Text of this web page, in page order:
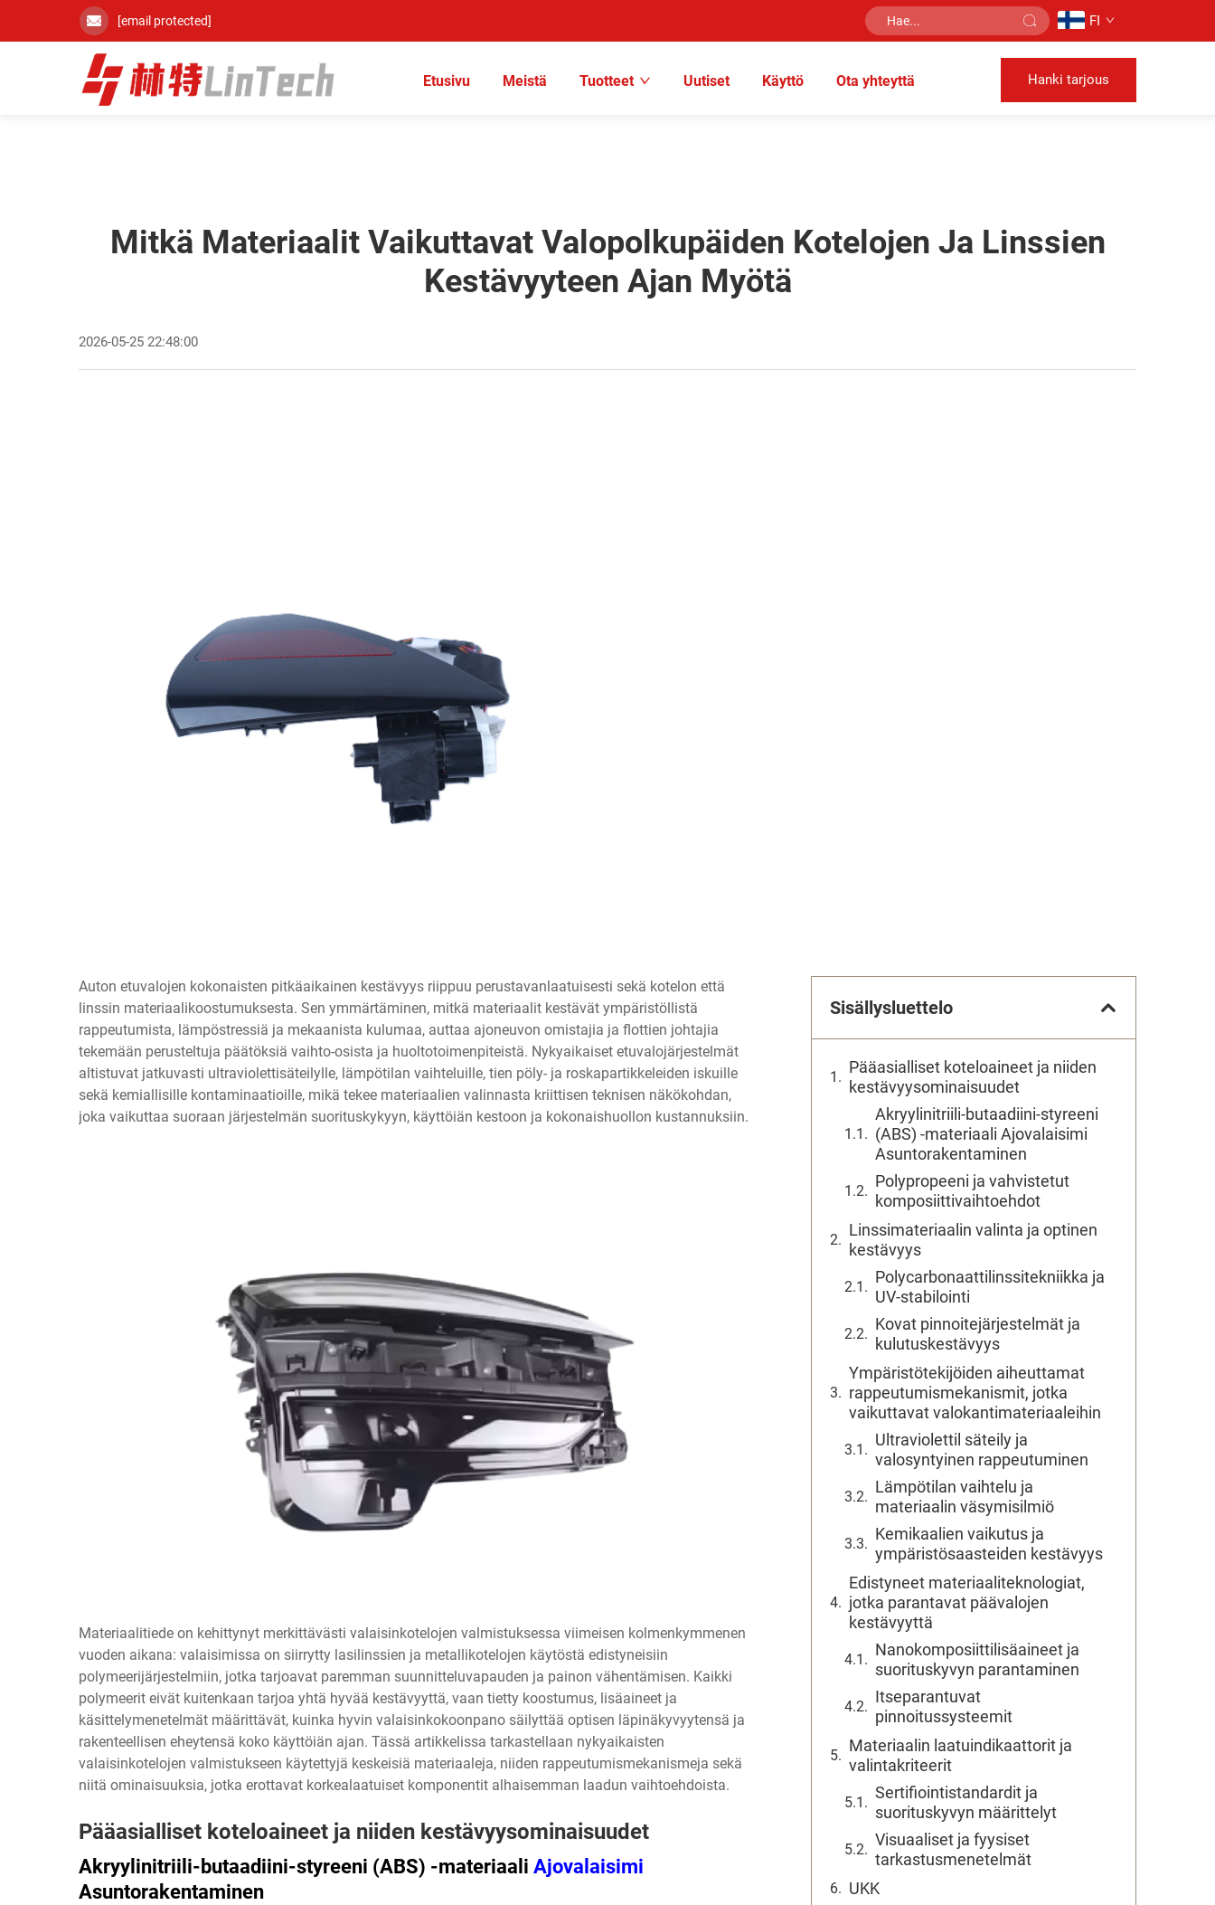
[email protected] FI
Etusivu Meistä Tuotteet Uutiset Käyttö Ota yhteyttä Hanki tarjous
Mitkä Materiaalit Vaikuttavat Valopolkupäiden Kotelojen Ja Linssien
Kestävyyteen Ajan Myötä
2026-05-25 22:48:00
Auton etuvalojen kokonaisten pitkäaikainen kestävyys riippuu perustavanlaatuisesti sekä kotelon että
linssin materiaalikoostumuksesta. Sen ymmärtäminen, mitkä materiaalit kestävät ympäristöllistä
rappeutumista, lämpöstressiä ja mekaanista kulumaa, auttaa ajoneuvon omistajia ja flottien johtajia
tekemään perusteltuja päätöksiä vaihto-osista ja huoltotoimenpiteistä. Nykyaikaiset etuvalojärjestelmät
altistuvat jatkuvasti ultraviolettisäteilylle, lämpötilan vaihteluille, tien pöly- ja roskapartikkeleiden iskuille
sekä kemiallisille kontaminaatioille, mikä tekee materiaalien valinnasta kriittisen teknisen näkökohdan,
joka vaikuttaa suoraan järjestelmän suorituskykyyn, käyttöiän kestoon ja kokonaishuollon kustannuksiin.
Materiaalitiede on kehittynyt merkittävästi valaisinkotelojen valmistuksessa viimeisen kolmenkymmenen
vuoden aikana: valaisimissa on siirrytty lasilinssien ja metallikotelojen käytöstä edistyneisiin
polymeerijärjestelmiin, jotka tarjoavat paremman suunnitteluvapauden ja painon vähentämisen. Kaikki
polymeerit eivät kuitenkaan tarjoa yhtä hyvää kestävyyttä, vaan tietty koostumus, lisäaineet ja
käsittelymenetelmät määrittävät, kuinka hyvin valaisinkokoonpano säilyttää optisen läpinäkyvyytensä ja
rakenteellisen eheytensä koko käyttöiän ajan. Tässä artikkelissa tarkastellaan nykyaikaisten
valaisinkotelojen valmistukseen käytettyjä keskeisiä materiaaleja, niiden rappeutumismekanismeja sekä
niitä ominaisuuksia, jotka erottavat korkealaatuiset komponentit alhaisemman laadun vaihtoehdoista.
Pääasialliset koteloaineet ja niiden kestävyysominaisuudet
Akryylinitriili-butaadiini-styreeni (ABS) -materiaali Ajovalaisimi
Asuntorakentaminen
Sisällysluettelo
Pääasialliset koteloaineet ja niiden
kestävyysominaisuudet
Akryylinitriili-butaadiini-styreeni
(ABS) -materiaali Ajovalaisimi
Asuntorakentaminen
Polypropeeni ja vahvistetut
komposiittivaihtoehdot
Linssimateriaalin valinta ja optinen
kestävyys
Polycarbonaattilinssitekniikka ja
UV-stabilointi
Kovat pinnoitejärjestelmät ja
kulutuskestävyys
Ympäristötekijöiden aiheuttamat
rappeutumismekanismit, jotka
vaikuttavat valokantimateriaaleihin
Ultraviolettil säteily ja
valosyntyinen rappeutuminen
Lämpötilan vaihtelu ja
materiaalin väsymisilmiö
Kemikaalien vaikutus ja
ympäristösaasteiden kestävyys
Edistyneet materiaaliteknologiat,
jotka parantavat päävalojen
kestävyyttä
Nanokomposiittilisäaineet ja
suorituskyvyn parantaminen
Itseparantuvat
pinnoitussysteemit
Materiaalin laatuindikaattorit ja
valintakriteerit
Sertifiointistandardit ja
suorituskyvyn määrittelyt
Visuaaliset ja fyysiset
tarkastusmenetelmät
UKK